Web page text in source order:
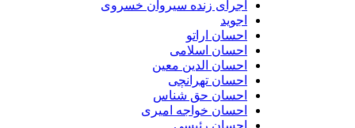
اجرای زنده سیروان خسروی
اجوید
احسان اراتو
احسان اسلامی
احسان الدین معین
احسان تهرانچی
احسان حق شناس
احسان خواجه امیری